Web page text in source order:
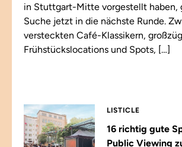
in Stuttgart-Mitte vorgestellt haben,
Suche jetzt in die nächste Runde.
versteckten Café-Klassikern,
Frühstückslocations und Spots, […]
LISTICLE
16 richtig gute
Public Viewing